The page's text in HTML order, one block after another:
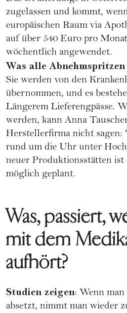
zugelassen und kommt,
europäischen Raum via
auf über 540 Euro pro
wöchentlich angewendet.
Was alle
Sie werden von den
übernommen, und es
Längerem Lieferengpässe.
werden, kann Anna
Herstellerfirma nicht sagen:
rund um die Uhr unter
neuer Produktionsstätten ist
möglich geplant.
Was, passiert,
mit dem
aufhört?
Studien zeigen: Wenn man
absetzt, nimmt man wieder